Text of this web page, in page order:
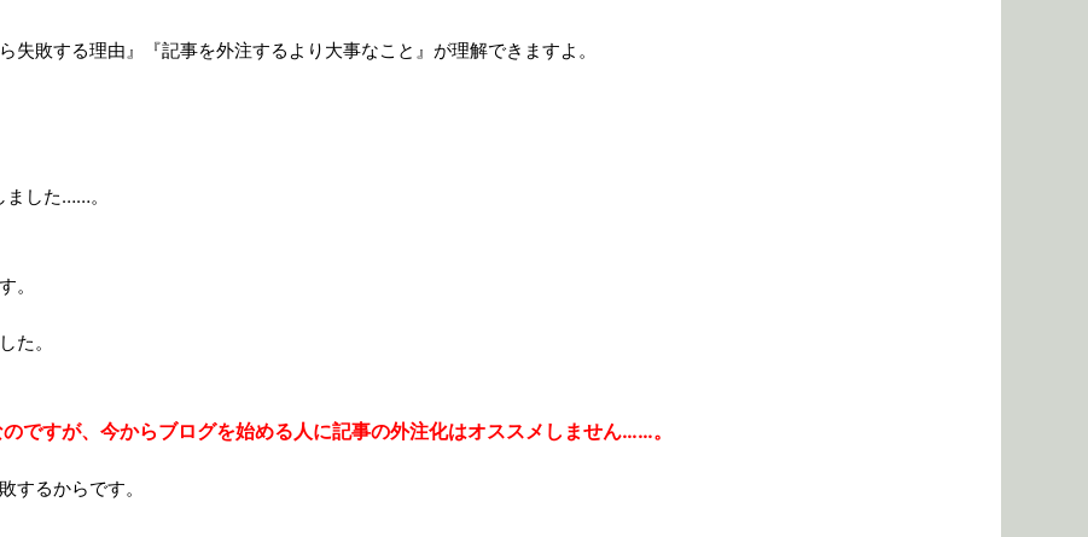
敗する理由』『記事を外注するより大事なこと』が理解できますよ。
ました……。
。
た。
ですが、今からブログを始める人に記事の外注化はオススメしません……。
するからです。